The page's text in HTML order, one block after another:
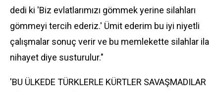
dedi ki 'Biz evlatlarımızı gömmek yerine silahları
gömmeyi tercih ederiz.' Ümit ederim bu iyi niyetli
çalışmalar sonuç verir ve bu memlekette silahlar ila
nihayet diye susturulur."
'BU ÜLKEDE TÜRKLERLE KÜRTLER SAVAŞMADILAR